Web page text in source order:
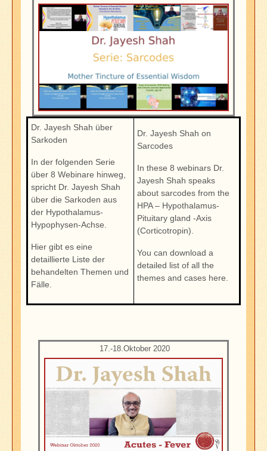
Dr. Jayesh Shah über
Sarkoden
In der folgenden Serie
über 8 Webinare hinweg,
spricht Dr. Jayesh Shah
über die Sarkoden aus
der Hypothalamus-
Hypophysen-Achse.
Hier gibt es eine
detaillierte Liste der
behandelten Themen und
Fälle.
Dr. Jayesh Shah on
Sarcodes
In these 8 webinars Dr.
Jayesh Shah speaks
about sarcodes from the
HPA – Hypothalamus-
Pituitary gland -Axis
(Corticotropin).
You can download a
detailed list of all the
themes and cases here.
17.-18.Oktober 2020